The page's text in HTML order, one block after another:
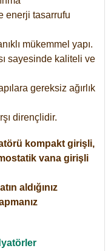
enerji tasarrufu
mükemmel yapı.
sayesinde kaliteli ve
gereksiz ağırlık
dirençlidir.
kompakt girişli,
vana girişli
aldığınız